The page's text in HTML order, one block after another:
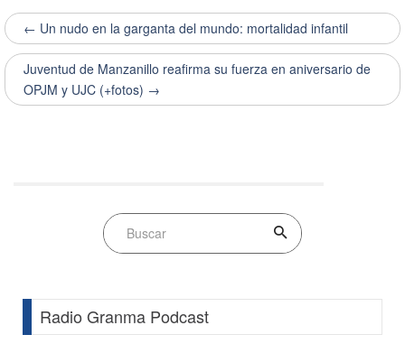
← Un nudo en la garganta del mundo: mortalidad infantil
Juventud de Manzanillo reafirma su fuerza en aniversario de
OPJM y UJC (+fotos) →
Radio Granma Podcast